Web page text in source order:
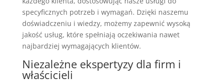
specyficznych potrzeb i wymagań. Dzięki naszemu
doświadczeniu i wiedzy, możemy zapewnić wysoką
jakość usług, które spełniają oczekiwania nawet
najbardziej wymagających klientów.
Niezależne ekspertyzy dla firm i
właścicieli